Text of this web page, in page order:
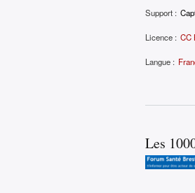
Support :
Licence : CC
Langue :
Les